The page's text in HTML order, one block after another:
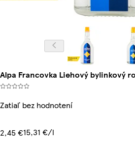
Alpa Francovka Liehový bylinkový
Zatiaľ bez hodnotení
2,45 €15,31 €/l